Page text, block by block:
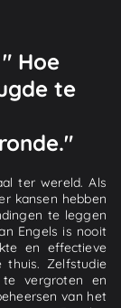
Hoe
te
ter wereld. Als
kansen hebben
te leggen
Engels is nooit
en effectieve
thuis. Zelfstudie
vergroten en
van het